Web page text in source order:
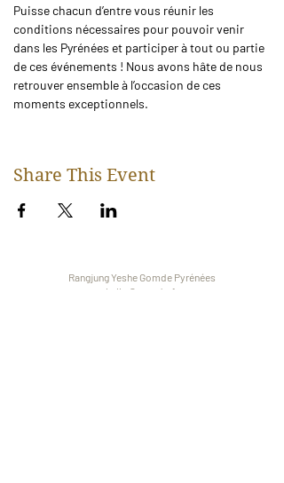
Puisse chacun d’entre vous réunir les
conditions nécessaires pour pouvoir venir
dans les Pyrénées et participer à tout ou partie
de ces événements ! Nous avons hâte de nous
retrouver ensemble à l’occasion de ces
moments exceptionnels.
Share This Event
Rangjung Yeshe Gomde Pyrénées
hello@gomde.fr